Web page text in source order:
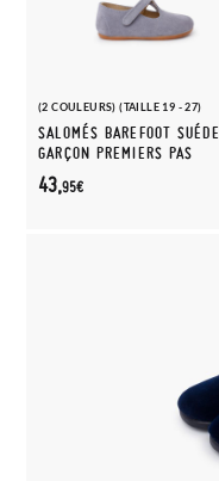
(2 COULEURS) (TAILLE 19 - 27)
SALOMÉS BAREFOOT SUÉDE
GARÇON PREMIERS PAS
43,95€